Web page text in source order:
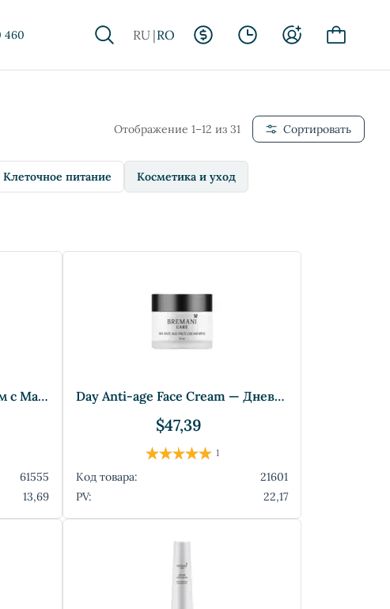
460 RU RO
Отображение 1–12 из 31 Сортировать
Клеточное питание Косметика и уход
Cocoa Butter Cream — Крем с Маслом Какао
61555
13,69
Day Anti-age Face Cream — Дневной антиво
$47,39
1
Код товара:
21601
PV:
22,17